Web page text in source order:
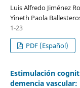
Luis Alfredo Jiménez
Yineth Paola
1-23
PDF (Español)
Estimulación
demencia